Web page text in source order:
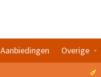
Aanbiedingen Overige